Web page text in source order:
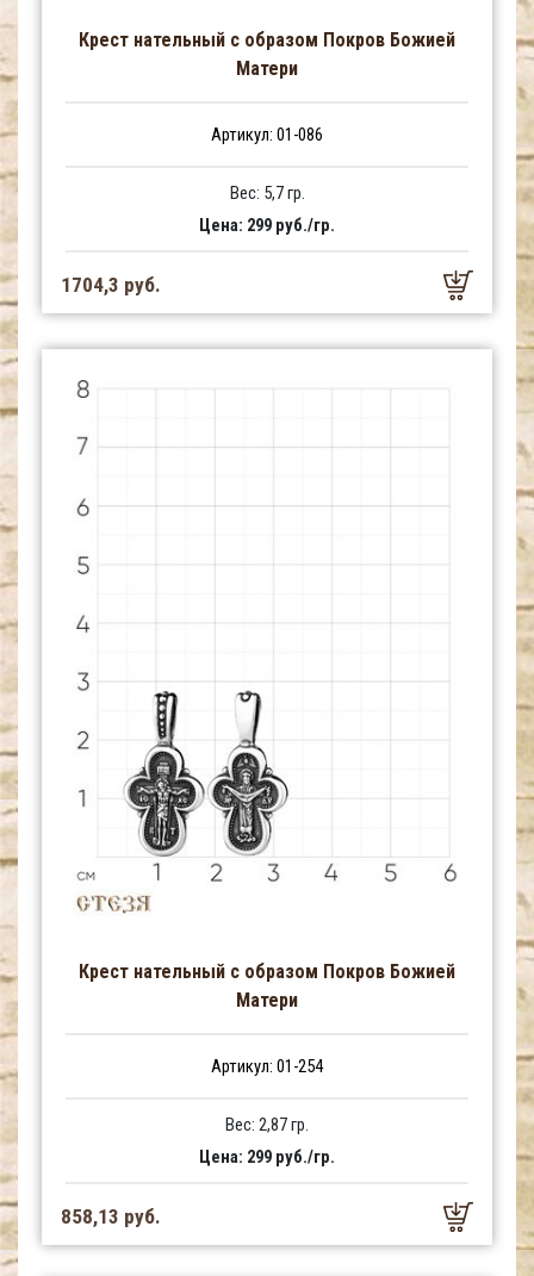
Крест нательный с образом Покров Божией
Матери
Артикул: 01-086
Вес: 5,7 гр.
Цена: 299 руб./гр.
1704,3 руб.
Крест нательный с образом Покров Божией
Матери
Артикул: 01-254
Вес: 2,87 гр.
Цена: 299 руб./гр.
858,13 руб.